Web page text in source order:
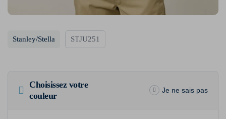
Stanley/Stella STJU251
Choisissez votre
couleur
Je ne sais pas